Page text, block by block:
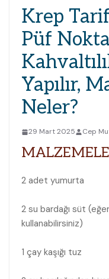
Krep
Püf
Yapılır,
Neler?
29 Mart 2025 Cep
2 adet yumurta
2 su bardağı süt
kullanabilirsiniz)
1 çay kaşığı tuz